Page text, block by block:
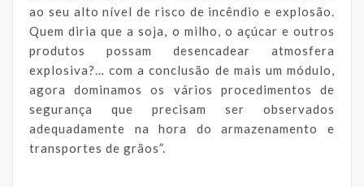
ao seu alto nível de risco de incêndio e explosão.
Quem diria que a soja, o milho, o açúcar e outros
produtos possam desencadear atmosfera
explosiva?… com a conclusão de mais um módulo,
agora dominamos os vários procedimentos de
segurança que precisam ser observados
adequadamente na hora do armazenamento e
transportes de grãos”.